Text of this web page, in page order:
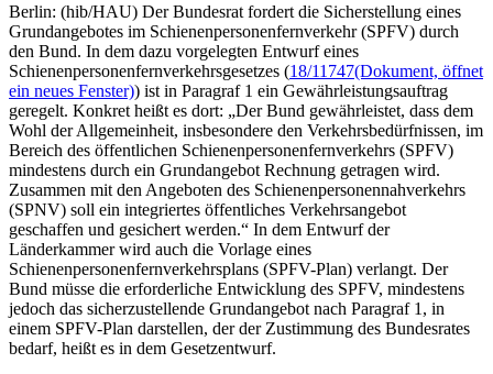
Berlin: (hib/HAU) Der Bundesrat fordert die Sicherstellung eines
Grundangebotes im Schienenpersonenfernverkehr (SPFV) durch
den Bund. In dem dazu vorgelegten Entwurf eines
Schienenpersonenfernverkehrsgesetzes (18/11747(Dokument, öffnet
ein neues Fenster)) ist in Paragraf 1 ein Gewährleistungsauftrag
geregelt. Konkret heißt es dort: „Der Bund gewährleistet, dass dem
Wohl der Allgemeinheit, insbesondere den Verkehrsbedürfnissen, im
Bereich des öffentlichen Schienenpersonenfernverkehrs (SPFV)
mindestens durch ein Grundangebot Rechnung getragen wird.
Zusammen mit den Angeboten des Schienenpersonennahverkehrs
(SPNV) soll ein integriertes öffentliches Verkehrsangebot
geschaffen und gesichert werden.“ In dem Entwurf der
Länderkammer wird auch die Vorlage eines
Schienenpersonenfernverkehrsplans (SPFV-Plan) verlangt. Der
Bund müsse die erforderliche Entwicklung des SPFV, mindestens
jedoch das sicherzustellende Grundangebot nach Paragraf 1, in
einem SPFV-Plan darstellen, der der Zustimmung des Bundesrates
bedarf, heißt es in dem Gesetzentwurf.